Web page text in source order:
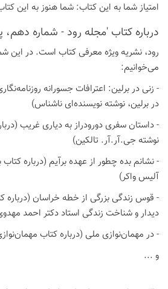
امتیاز شما به این كتاب: شما هنوز به این
درباره كتاب 'مجله رود - شماره دهم، پاییز
رود، نشریه ویژه معرفی کتاب است. در این
می‌خوانیم:
- زنی در برلین: اعترافات جسورانه
در برلین، نوشته نویسنده‌ای ناشناس)
- داستان سفری دورودراز به دیاری غریب
نوشته جی.آر.آر. تالکین)
- نشانم بده چطور از عهده برآیم (درباره
آلیس واکر)
- قوس زندگی بزرگی از خطه خراسان (درباره
دیدار و شناخت زندگی استاد دکتر احمد
- در مهمان‌نوازی ملی (درباره کتاب
و ...